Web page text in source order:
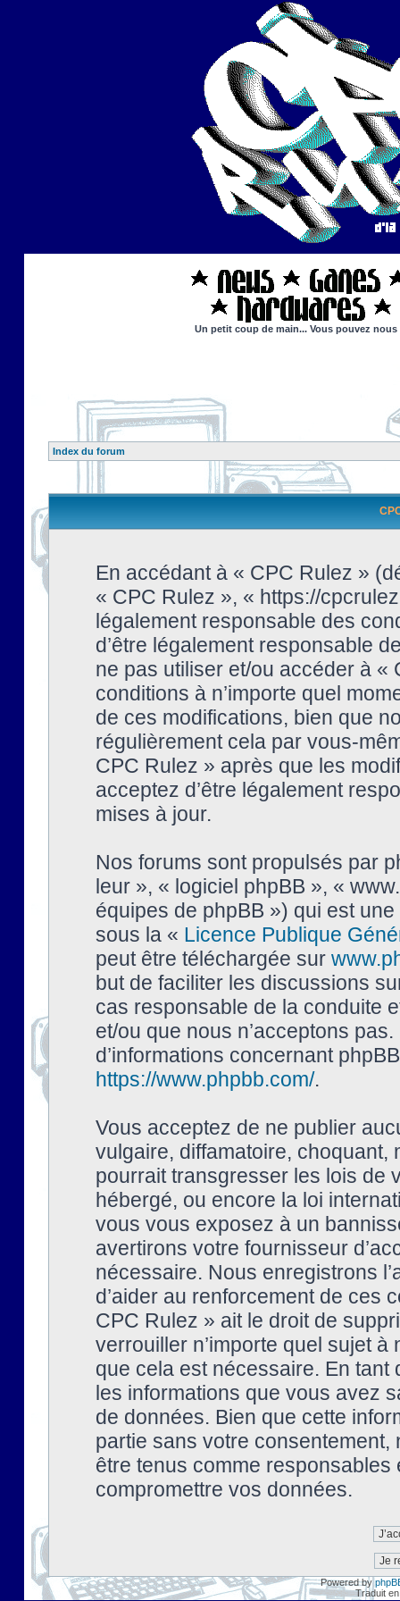
Un petit coup de main... Vous pouvez
Index du forum
En accédant à « CPC Rulez »
« CPC Rulez », « https://
légalement responsable des
d’être légalement responsable
ne pas utiliser et/ou accéder à
conditions à n’importe quel
de ces modifications, bien que
régulièrement cela par vous-
CPC Rulez » après que les
acceptez d’être légalement
mises à jour.
Nos forums sont propulsés par
leur », « logiciel phpBB », «
équipes de phpBB ») qui est
sous la « Licence Publique
peut être téléchargée sur
but de faciliter les discussions
cas responsable de la conduite
et/ou que nous n’acceptons
d’informations concernant
https://www.phpbb.com/.
Vous acceptez de ne publier
vulgaire, diffamatoire, choquant,
pourrait transgresser les lois de
hébergé, ou encore la loi
vous vous exposez à un
avertirons votre fournisseur
nécessaire. Nous enregistrons
d’aider au renforcement de ces
CPC Rulez » ait le droit de
verrouiller n’importe quel sujet à
que cela est nécessaire. En tant
les informations que vous avez
de données. Bien que cette
partie sans votre
être tenus comme
compromettre vos données.
Powered by
Traduit